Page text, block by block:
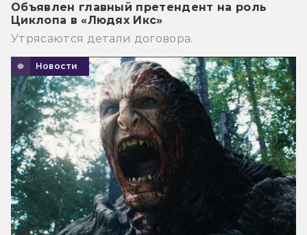
Объявлен главный претендент на роль
Циклопа в «Людях Икс»
Утрясаются детали договора.
Новости